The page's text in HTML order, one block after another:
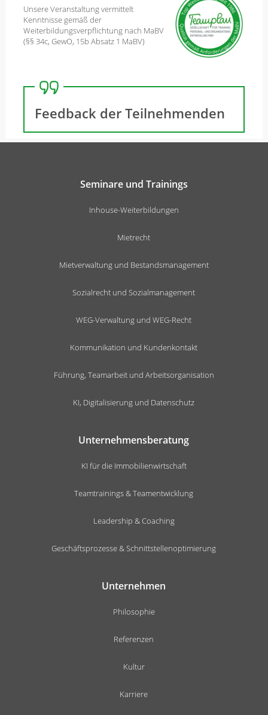
Unsere Veranstaltung vermittelt
Kenntnisse gemäß der
Weiterbildungsverpflichtung nach MaBV
(§§ 34c, GewO, 15b Absatz 1 MaBV)
Feedback der Teilnehmenden
Seminare und Trainings
Inhouse-Weiterbildungen
Mietrecht
Mietverwaltung und Bestandsmanagement
Sozialrecht und Sozialmanagement
WEG-Verwaltung und WEG-Recht
Kommunikation und Kundenkontakt
Führung, Teamarbeit und Arbeitsorganisation
KI, Digitalisierung und Datenschutz
Unternehmensberatung
KI für die Immobilienwirtschaft
Teamtrainings & Teamentwicklung
Leadership & Coaching
Geschäftsprozesse & Schnittstellenoptimierung
Unternehmen
Philosophie
Referenzen
Kultur
Karriere